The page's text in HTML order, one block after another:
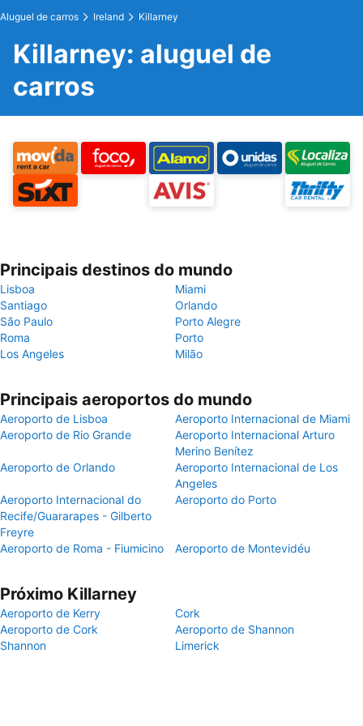
Aluguel de carros Ireland Killarney
Killarney: aluguel de
carros
Principais destinos do mundo
Lisboa
Miami
Santiago
Orlando
São Paulo
Porto Alegre
Roma
Porto
Los Angeles
Milão
Principais aeroportos do mundo
Aeroporto de Lisboa
Aeroporto Internacional de Miami
Aeroporto de Rio Grande
Aeroporto Internacional Arturo
Merino Benítez
Aeroporto de Orlando
Aeroporto Internacional de Los
Angeles
Aeroporto Internacional do
Recife/Guararapes - Gilberto
Freyre
Aeroporto do Porto
Aeroporto de Roma - Fiumicino Aeroporto de Montevidéu
Próximo Killarney
Aeroporto de Kerry
Cork
Aeroporto de Cork
Aeroporto de Shannon
Shannon
Limerick